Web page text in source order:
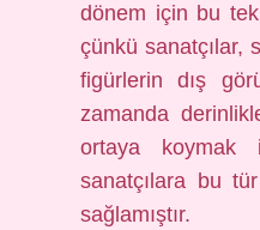
dönem için bu
çünkü sanatçılar,
figürlerin dış
zamanda
ortaya koymak
sanatçılara bu
sağlamıştır.